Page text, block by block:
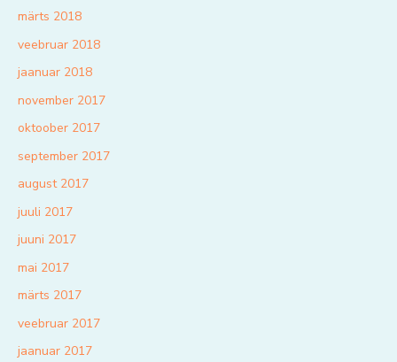
märts 2018
veebruar 2018
jaanuar 2018
november 2017
oktoober 2017
september 2017
august 2017
juuli 2017
juuni 2017
mai 2017
märts 2017
veebruar 2017
jaanuar 2017